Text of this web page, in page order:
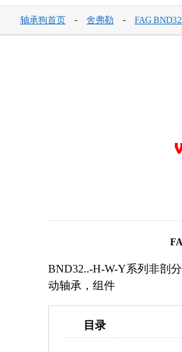
轴承狗首页 - 舍弗勒 - FAG
BND32..-H-W-Y系列非剖
动轴承，组件
目录